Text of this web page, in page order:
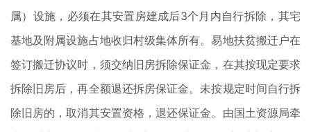
属）设施，必须在其安置房建成后3个月内自行拆除，其宅
基地及附属设施占地收归村级集体所有。易地扶贫搬迁户在
签订搬迁协议时，须交纳旧房拆除保证金，在其按现定要求
拆除旧房后，再全额退还拆房保证金。未按规定时间自行拆
除旧房的，取消其安置资格，退还保证金。由国土资源局牵